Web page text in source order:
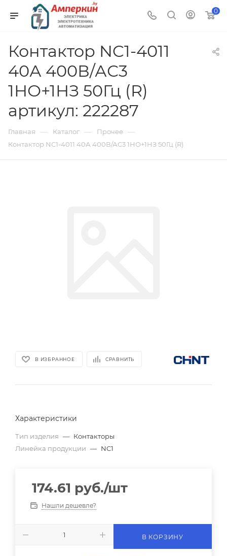
0
Контактор NC1-4011
40А 400В/АС3
1НО+1НЗ 50Гц (R)
артикул: 222287
Главная — Каталог — Прочее —
Контактор NC1-4011 40А 400В/АС3 1НО+1НЗ 50Гц (R)
В ИЗБРАННОЕ СРАВНИТЬ
Характеристики
Тип изделия — Контакторы
Линейка продукции — NC1
174.61 руб./шт
Нашли дешевле?
В КОРЗИНУ